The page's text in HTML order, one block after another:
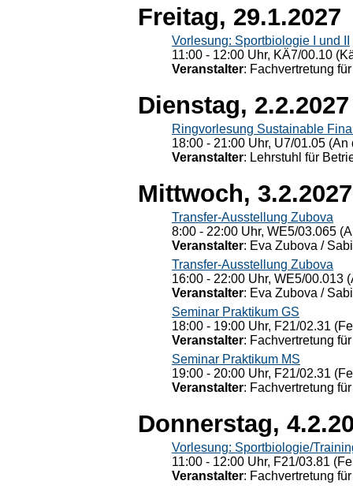
Freitag, 29.1.2027
Vorlesung: Sportbiologie I und II
11:00 - 12:00 Uhr, KÄ7/00.10
Veranstalter: Fachvertretung
Dienstag, 2.2.2027
Ringvorlesung Sustainable
18:00 - 21:00 Uhr, U7/01.05
Veranstalter: Lehrstuhl für
Mittwoch, 3.2.2027
Transfer-Ausstellung Zubova
8:00 - 22:00 Uhr, WE5/03.065
Veranstalter: Eva Zubova /
Transfer-Ausstellung Zubova
16:00 - 22:00 Uhr, WE5/00.013
Veranstalter: Eva Zubova /
Seminar Praktikum GS
18:00 - 19:00 Uhr, F21/02.31
Veranstalter: Fachvertretung
Seminar Praktikum MS
19:00 - 20:00 Uhr, F21/02.31
Veranstalter: Fachvertretung
Donnerstag,
Vorlesung: Sportbiologie/
11:00 - 12:00 Uhr, F21/03.81
Veranstalter: Fachvertretung